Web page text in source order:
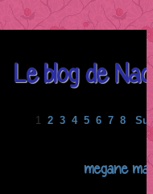
Le blog de
1 2 3 4 5 6 7 8
megane